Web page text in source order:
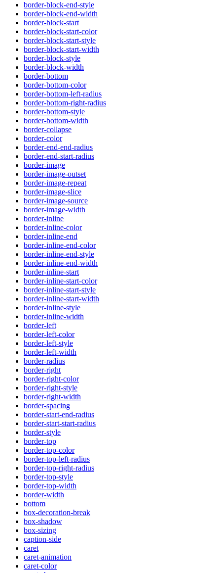
border-block-end-style
border-block-end-width
border-block-start
border-block-start-color
border-block-start-style
border-block-start-width
border-block-style
border-block-width
border-bottom
border-bottom-color
border-bottom-left-radius
border-bottom-right-radius
border-bottom-style
border-bottom-width
border-collapse
border-color
border-end-end-radius
border-end-start-radius
border-image
border-image-outset
border-image-repeat
border-image-slice
border-image-source
border-image-width
border-inline
border-inline-color
border-inline-end
border-inline-end-color
border-inline-end-style
border-inline-end-width
border-inline-start
border-inline-start-color
border-inline-start-style
border-inline-start-width
border-inline-style
border-inline-width
border-left
border-left-color
border-left-style
border-left-width
border-radius
border-right
border-right-color
border-right-style
border-right-width
border-spacing
border-start-end-radius
border-start-start-radius
border-style
border-top
border-top-color
border-top-left-radius
border-top-right-radius
border-top-style
border-top-width
border-width
bottom
box-decoration-break
box-shadow
box-sizing
caption-side
caret
caret-animation
caret-color